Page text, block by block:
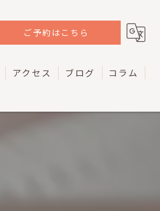
ご予約はこちら
アクセス ブログ コラム